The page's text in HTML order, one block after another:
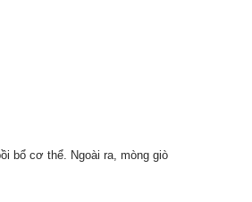
bổ cơ thể. Ngoài ra, mòng giò